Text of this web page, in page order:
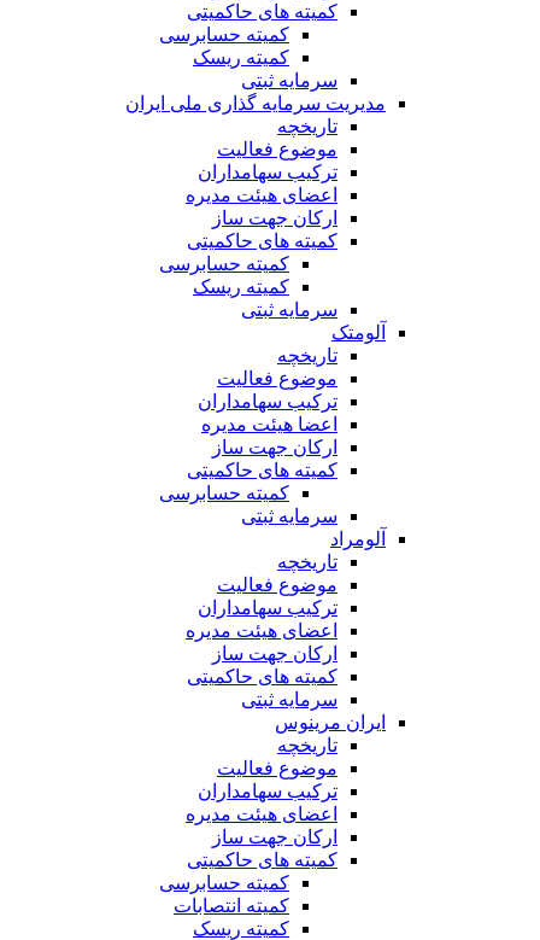
کمیته های حاکمیتی
کمیته حسابرسی
کمیته ریسک
سرمایه ثبتی
مدیریت سرمایه گذاری ملی ایران
تاریخچه
موضوع فعالیت
ترکیب سهامداران
اعضای هیئت مدیره
ارکان جهت ساز
کمیته های حاکمیتی
کمیته حسابرسی
کمیته ریسک
سرمایه ثبتی
آلومتک
تاریخچه
موضوع فعالیت
ترکیب سهامداران
اعضا هیئت مدیره
ارکان جهت ساز
کمیته های حاکمیتی
کمیته حسابرسی
سرمایه ثبتی
آلومراد
تاریخچه
موضوع فعالیت
ترکیب سهامداران
اعضای هیئت مدیره
ارکان جهت ساز
کمیته های حاکمیتی
سرمایه ثبتی
ایران مرینوس
تاریخچه
موضوع فعالیت
ترکیب سهامداران
اعضای هیئت مدیره
ارکان جهت ساز
کمیته های حاکمیتی
کمیته حسابرسی
کمیته انتصابات
کمیته ریسک